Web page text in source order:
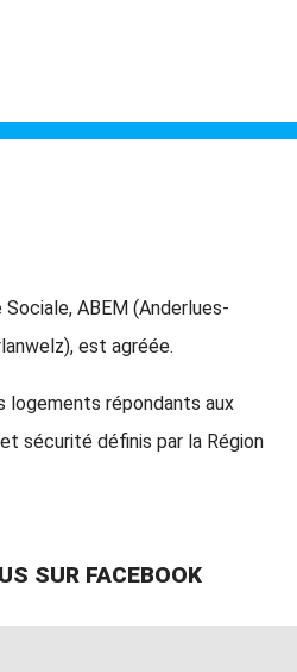
Sociale, ABEM (Anderlues-
est agréée.
logements répondants aux
sécurité définis par la Région
SUR FACEBOOK